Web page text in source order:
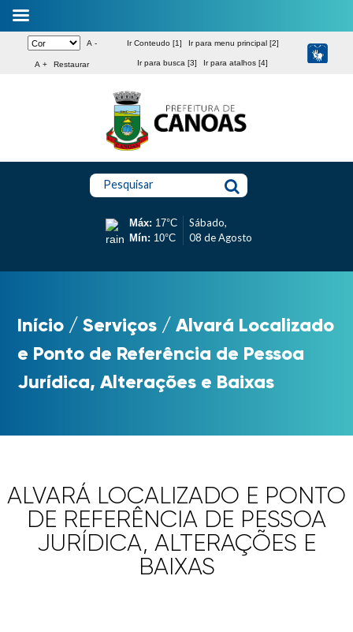
A -
A + Restaurar
Ir Conteudo [1] Ir para menu principal [2]
Ir para busca [3] Ir para atalhos [4]
Pesquisar
Máx: 17°C
Mín: 10°C
Sábado,
08 de Agosto
Início /Serviços /Alvará Localizado
e Ponto de Referência de Pessoa
Jurídica, Alterações e Baixas
ALVARÁ LOCALIZADO E PONTO
DE REFERÊNCIA DE PESSOA
JURÍDICA, ALTERAÇÕES E
BAIXAS